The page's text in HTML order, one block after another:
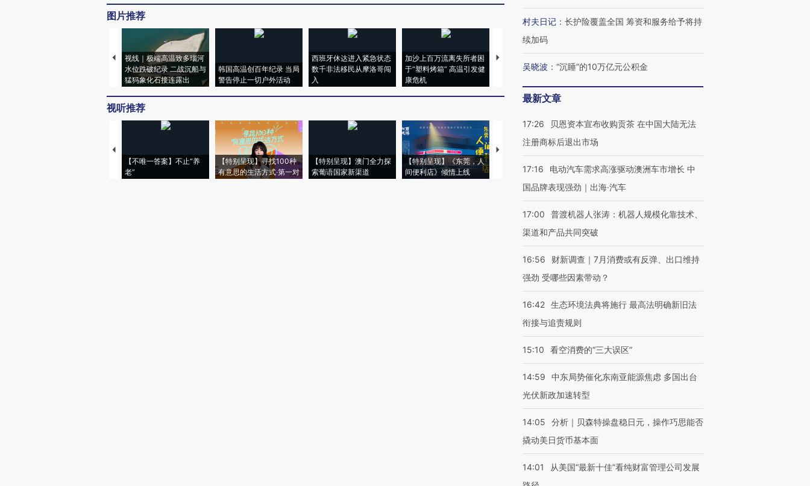
图片推荐
视线｜极端高温致多瑙河
水位跌破纪录 二战沉船与
猛犸象化石接连露出
韩国高温创百年纪录 当局
警告停止一切户外活动
西班牙休达进入紧急状态
数千非法移民从摩洛哥闯
入
加沙上百万流离失所者困
于“塑料烤箱” 高温引发健
康危机
视线｜HYROX的吸金
术：是什么让中产们甘
粒摇头丸 尿检体内含3种
视听推荐
【不唯一答案】不止“养
老”
【特别呈现】寻找100种
有意思的生活方式·第一对
【特别呈现】澳门全力探
索葡语国家新渠道
【特别呈现】《东莞，人
间便利店》倾情上线
【推广】走进第四届链博
有意思的生活方式·第三对
住三大增长引擎是什么？
村夫日记 ： 长护险覆盖全国 筹资和服务给予将持
续加码
吴晓波 ： “沉睡”的10万亿元公积金
最新文章
17:26
贝恩资本宣布收购贡茶 在中国大陆无法
注册商标后退出市场
17:16
电动汽车需求高涨驱动澳洲车市增长 中
国品牌表现强劲｜出海·汽车
17:00
普渡机器人张涛：机器人规模化靠技术、
渠道和产品共同突破
16:56
财新调查｜7月消费或有反弹、出口维持
强劲 受哪些因素带动？
16:42 生态环境法典将施行 最高法明确新旧法
衔接与追责规则
15:10 看空消费的“三大误区”
14:59
中东局势催化东南亚能源焦虑 多国出台
光伏新政加速转型
14:05
分析｜贝森特操盘稳日元，操作巧思能否
撬动美日货币基本面
14:01
从美国“最新十佳”看纯财富管理公司发展